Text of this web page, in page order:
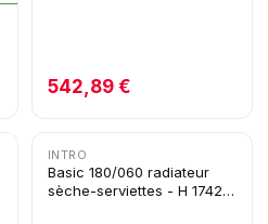
542,89 €
INTRO
Basic 180/060 radiateur
sèche-serviettes - H 1742 x